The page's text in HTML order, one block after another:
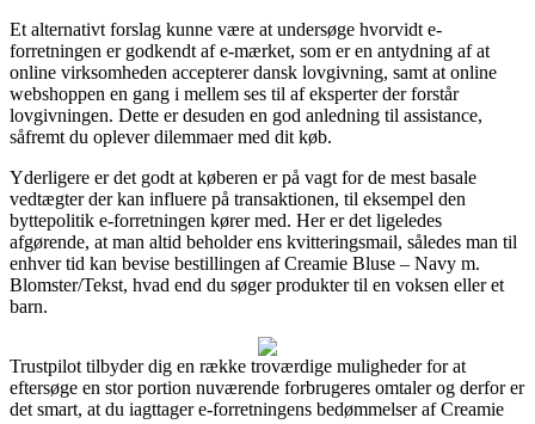
Et alternativt forslag kunne være at undersøge hvorvidt e-
forretningen er godkendt af e-mærket, som er en antydning af at
online virksomheden accepterer dansk lovgivning, samt at online
webshoppen en gang i mellem ses til af eksperter der forstår
lovgivningen. Dette er desuden en god anledning til assistance,
såfremt du oplever dilemmaer med dit køb.
Yderligere er det godt at køberen er på vagt for de mest basale
vedtægter der kan influere på transaktionen, til eksempel den
byttepolitik e-forretningen kører med. Her er det ligeledes
afgørende, at man altid beholder ens kvitteringsmail, således man til
enhver tid kan bevise bestillingen af Creamie Bluse – Navy m.
Blomster/Tekst, hvad end du søger produkter til en voksen eller et
barn.
Trustpilot tilbyder dig en række troværdige muligheder for at
eftersøge en stor portion nuværende forbrugeres omtaler og derfor er
det smart, at du iagttager e-forretningens bedømmelser af Creamie